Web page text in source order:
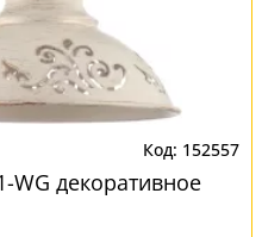
152557
WG декоративное